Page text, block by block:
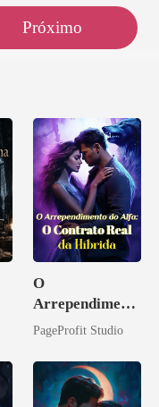
Próximo
O
Arrependiment
o do Alfa: O
da Híbrida
PageProfit Studio